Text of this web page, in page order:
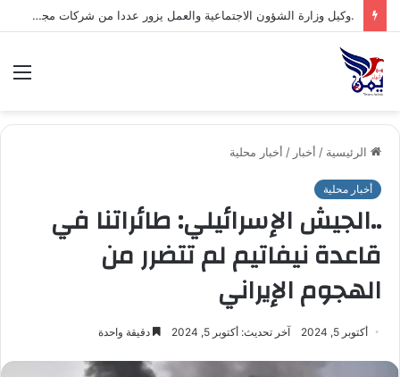
.وكيل وزارة الشؤون الاجتماعية والعمل يزور عددا من شركات مجموعة هائل سعيد أنعم وشركاه ويشيد بتجربتها المتقدمة في مجال السلامة والصحة المهنية*
الرئيسية / أخبار / أخبار محلية
أخبار محلية
..الجيش الإسرائيلي: طائراتنا في
قاعدة نيفاتيم لم تتضرر من
الهجوم الإيراني
أكتوبر 5, 2024 آخر تحديث: أكتوبر 5, 2024 دقيقة واحدة